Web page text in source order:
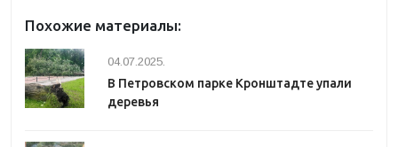
Похожие материалы:
04.07.2025.
В Петровском парке Кронштадте упали
деревья